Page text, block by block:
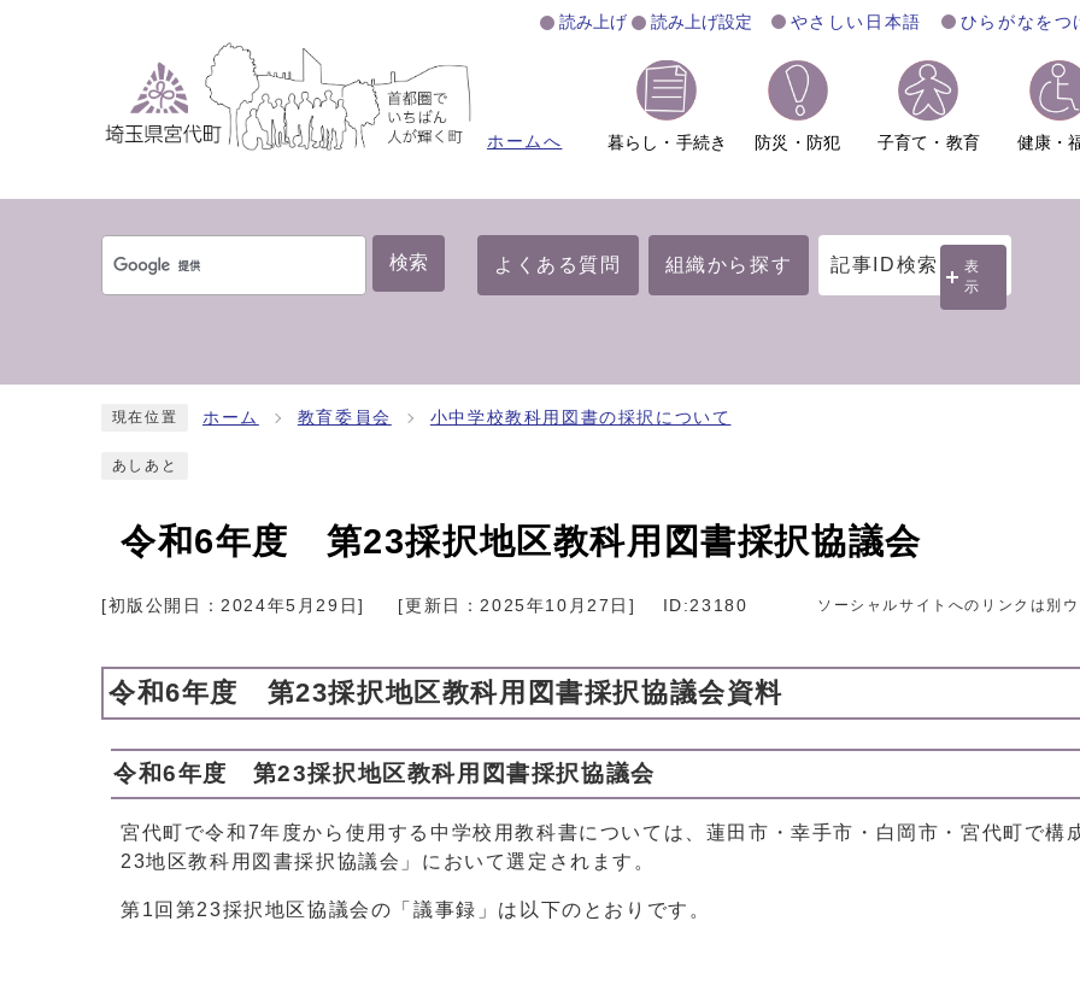
読み上げ 読み上げ設定 やさしい日本語 ひらがなをつ
ホームへ 暮らし・手続き 防災・防犯 子育て・教育 健康・
検索 よくある質問 組織から探す 記事ID検索
表
示
現在位置 ホーム 教育委員会 小中学校教科用図書の採択について
あしあと
令和6年度 第23採択地区教科用図書採択協議会
[初版公開日：2024年5月29日] [更新日：2025年10月27日] ID:23180 ソーシャルサイトへのリンクは別
令和6年度 第23採択地区教科用図書採択協議会資料
令和6年度 第23採択地区教科用図書採択協議会
宮代町で令和7年度から使用する中学校用教科書については、蓮田市・幸手市・白岡市・宮代町で構
23地区教科用図書採択協議会」において選定されます。
第1回第23採択地区協議会の「議事録」は以下のとおりです。